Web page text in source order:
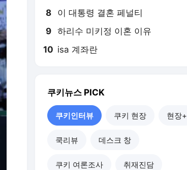
8 이 대통령 결혼 페널티
9 하리수 미키정 이혼 이유
10 isa 계좌란
쿠키뉴스 PICK
쿠키인터뷰 쿠키 현장 현장+
쿡리뷰 데스크 창
쿠키 여론조사 취재진담